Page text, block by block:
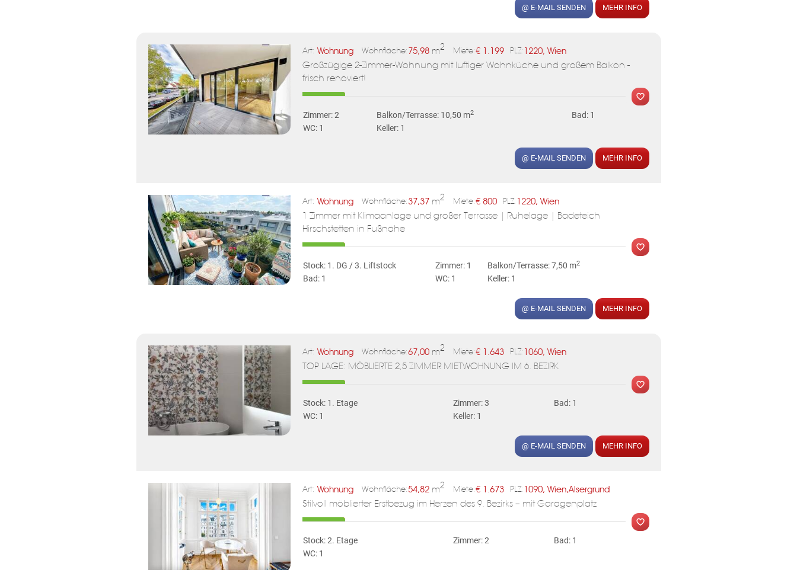
KLIS
KLIS
MER
MER
MER
@ E-MAIL SENDEN MEHR INFO
Art: Wohnung Wohnfläche:75,98 m2 Miete:€ 1.199 PLZ: 1220, Wien
Großzügige 2-Zimmer-Wohnung mit luftiger Wohnküche und großem Balkon -
frisch renoviert!
Zimmer: 2 Balkon/Terrasse: 10,50 m2
Bad: 1
WC: 1
Keller: 1
@ E-MAIL SENDEN MEHR INFO
Art: Wohnung Wohnfläche:37,37 m2 Miete:€ 800 PLZ: 1220, Wien
1 Zimmer mit Klimaanlage und großer Terrasse | Ruhelage | Badeteich
Hirschstetten in Fußnähe
Stock: 1. DG / 3. Liftstock Zimmer: 1 Balkon/Terrasse: 7,50 m2
Bad: 1 WC: 1 Keller: 1
@ E-MAIL SENDEN MEHR INFO
Art: Wohnung Wohnfläche:67,00 m2 Miete:€ 1.643 PLZ: 1060, Wien
TOP LAGE: MÖBLIERTE 2,5 ZIMMER MIETWOHNUNG IM 6. BEZIRK
Stock: 1. Etage Zimmer: 3
Bad: 1
WC: 1
Keller: 1
@ E-MAIL SENDEN MEHR INFO
Art: Wohnung Wohnfläche:54,82 m2 Miete:€ 1.673 PLZ: 1090, Wien,Alsergrund
Stilvoll möblierter Erstbezug im Herzen des 9. Bezirks – mit Garagenplatz
Stock: 2. Etage Zimmer: 2
Bad: 1
WC: 1